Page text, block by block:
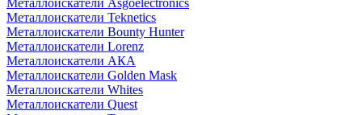
Металлоискатели Asgoelectronics
Металлоискатели Teknetics
Металлоискатели Bounty Hunter
Металлоискатели Lorenz
Металлоискатели АКА
Металлоискатели Golden Mask
Металлоискатели Whites
Металлоискатели Quest